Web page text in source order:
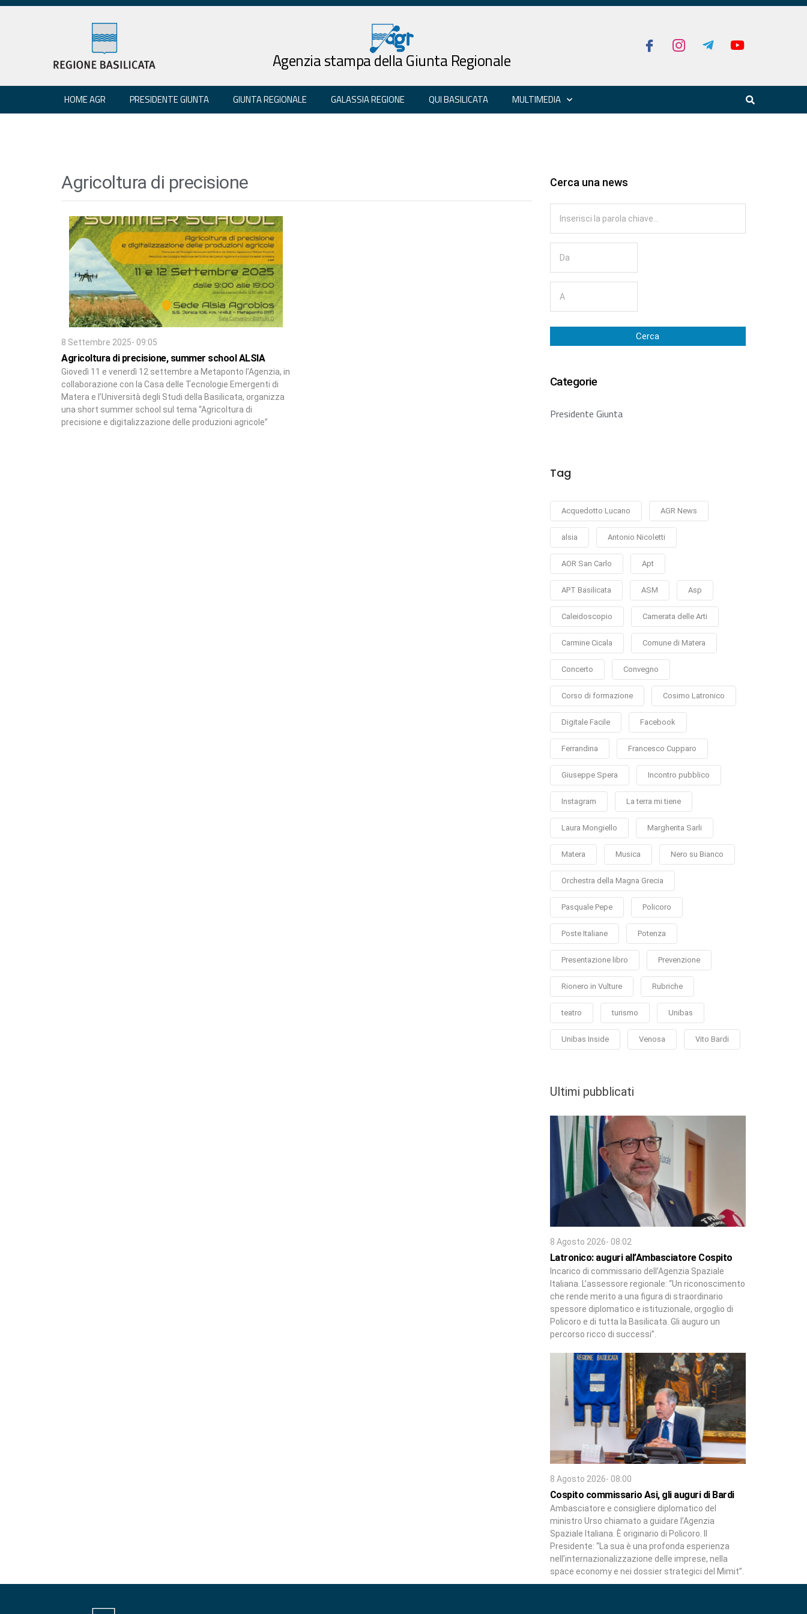
Agenzia stampa della Giunta Regionale
HOME AGR PRESIDENTE GIUNTA GIUNTA REGIONALE GALASSIA REGIONE QUI BASILICATA MULTIMEDIA
Agricoltura di precisione
8 Settembre 2025- 09:05
Agricoltura di precisione, summer school ALSIA
Giovedì 11 e venerdì 12 settembre a Metaponto l’Agenzia, in
collaborazione con la Casa delle Tecnologie Emergenti di
Matera e l’Università degli Studi della Basilicata, organizza
una short summer school sul tema “Agricoltura di
precisione e digitalizzazione delle produzioni agricole”
Cerca una news
Cerca
Categorie
Presidente Giunta
Tag
Acquedotto Lucano AGR News
alsia Antonio Nicoletti
AOR San Carlo Apt
APT Basilicata ASM Asp
Caleidoscopio Camerata delle Arti
Carmine Cicala Comune di Matera
Concerto Convegno
Corso di formazione Cosimo Latronico
Digitale Facile Facebook
Ferrandina Francesco Cupparo
Giuseppe Spera Incontro pubblico
Instagram La terra mi tiene
Laura Mongiello Margherita Sarli
Matera Musica Nero su Bianco
Orchestra della Magna Grecia
Pasquale Pepe Policoro
Poste Italiane Potenza
Presentazione libro Prevenzione
Rionero in Vulture Rubriche
teatro turismo Unibas
Unibas Inside Venosa Vito Bardi
Ultimi pubblicati
8 Agosto 2026- 08:02
Latronico: auguri all’Ambasciatore Cospito
Incarico di commissario dell’Agenzia Spaziale
Italiana. L’assessore regionale: “Un riconoscimento
che rende merito a una figura di straordinario
spessore diplomatico e istituzionale, orgoglio di
Policoro e di tutta la Basilicata. Gli auguro un
percorso ricco di successi”.
8 Agosto 2026- 08:00
Cospito commissario Asi, gli auguri di Bardi
Ambasciatore e consigliere diplomatico del
ministro Urso chiamato a guidare l’Agenzia
Spaziale Italiana. È originario di Policoro. Il
Presidente: “La sua è una profonda esperienza
nell’internazionalizzazione delle imprese, nella
space economy e nei dossier strategici del Mimit”.